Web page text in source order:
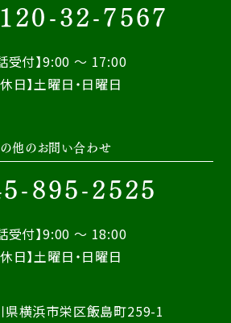
32-7567
受付】9:00 ～ 17:00
休日】土曜日・日曜日
他のお問い合わせ
895-2525
受付】9:00 ～ 18:00
休日】土曜日・日曜日
横浜市栄区飯島町259-1